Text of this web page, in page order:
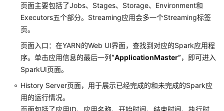
用
户
指
南
组
操
作
页面主要包括了Jobs、Stages、Storage、Environment和
Executors五个部分。Streaming应用会多一个Streaming标签
页。
页面入口：在YARN的Web UI界面，查找到对应的Spark应用程
序。单击应用信息的最后一列“ApplicationMaster”，即可进入
SparkUI页面。
History Server页面，用于展示已经完成的和未完成的Spark应
用的运行情况。
页面包括了应用ID、应用名称、开始时间、结束时间、执行时